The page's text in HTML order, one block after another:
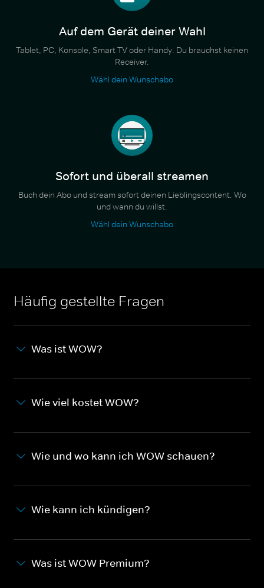
Auf dem Gerät deiner Wahl
Tablet, PC, Konsole, Smart TV oder Handy. Du brauchst keinen
Receiver.
Wähl dein Wunschabo
Sofort und überall streamen
Buch dein Abo und stream sofort deinen Lieblingscontent. Wo
und wann du willst.
Wähl dein Wunschabo
Häufig gestellte Fragen
Was ist WOW?
Wie viel kostet WOW?
Wie und wo kann ich WOW schauen?
Wie kann ich kündigen?
Was ist WOW Premium?